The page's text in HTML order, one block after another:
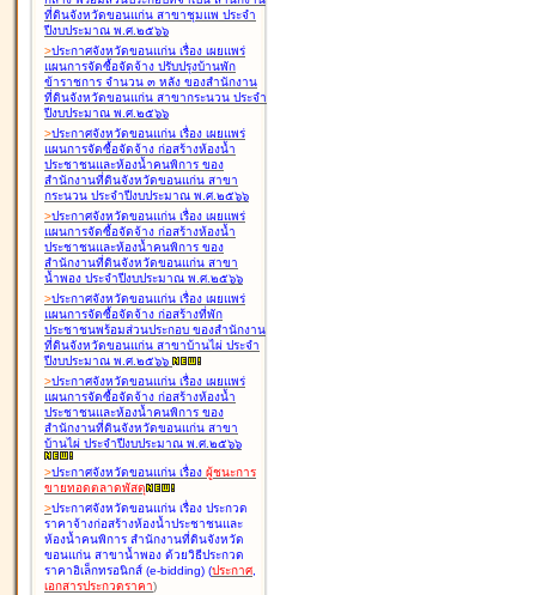
ที่ดินจังหวัดขอนแก่น สาขาชุมแพ ประจำ
ปีงบประมาณ พ.ศ.๒๕๖๖
>ประกาศจังหวัดขอนแก่น เรื่อง เผยแพร่
แผนการจัดซื้อจัดจ้าง ปรับปรุงบ้านพัก
ข้าราชการ จำนวน ๓ หลัง ของสำนักงาน
ที่ดินจังหวัดขอนแก่น สาขากระนวน ประจำ
ปีงบประมาณ พ.ศ.๒๕๖๖
>ประกาศจังหวัดขอนแก่น เรื่อง เผยแพร่
แผนการจัดซื้อจัดจ้าง ก่อสร้างห้องน้ำ
ประชาชนและห้องน้ำคนพิการ ของ
สำนักงานที่ดินจังหวัดขอนแก่น สาขา
กระนวน ประจำปีงบประมาณ พ.ศ.๒๕๖๖
>ประกาศจังหวัดขอนแก่น เรื่อง เผยแพร่
แผนการจัดซื้อจัดจ้าง ก่อสร้างห้องน้ำ
ประชาชนและห้องน้ำคนพิการ ของ
สำนักงานที่ดินจังหวัดขอนแก่น สาขา
น้ำพอง ประจำปีงบประมาณ พ.ศ.๒๕๖๖
>ประกาศจังหวัดขอนแก่น เรื่อง เผยแพร่
แผนการจัดซื้อจัดจ้าง ก่อสร้างที่พัก
ประชาชนพร้อมส่วนประกอบ ของสำนักงาน
ที่ดินจังหวัดขอนแก่น สาขาบ้านไผ่ ประจำ
ปีงบประมาณ พ.ศ.๒๕๖๖
>ประกาศจังหวัดขอนแก่น เรื่อง เผยแพร่
แผนการจัดซื้อจัดจ้าง ก่อสร้างห้องน้ำ
ประชาชนและห้องน้ำคนพิการ ของ
สำนักงานที่ดินจังหวัดขอนแก่น สาขา
บ้านไผ่ ประจำปีงบประมาณ พ.ศ.๒๕๖๖
>ประกาศจังหวัดขอนแก่น เรื่อง ผู้ชนะการ
ขายทอดตลาดพัสดุ
>ประกาศจังหวัดขอนแก่น เรื่อง ประกวด
ราคาจ้างก่อสร้างห้องน้ำประชาชนและ
ห้องน้ำคนพิการ สำนักงานที่ดินจังหวัด
ขอนแก่น สาขาน้ำพอง ด้วยวิธีประกวด
ราคาอิเล็กทรอนิกส์ (e-bidding) (ประกาศ,
เอกสารประกวดราคา)